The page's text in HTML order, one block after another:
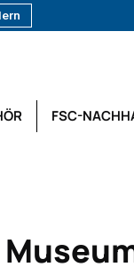
FSC-